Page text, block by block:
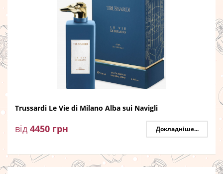
Trussardi Le Vie di Milano Alba sui Navigli
від 4450 грн Докладніше...